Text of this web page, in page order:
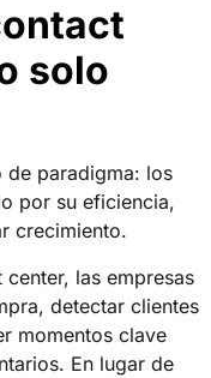
solo
de paradigma: los
por su eficiencia,
crecimiento.
las empresas
detectar clientes
momentos clave
En lugar de